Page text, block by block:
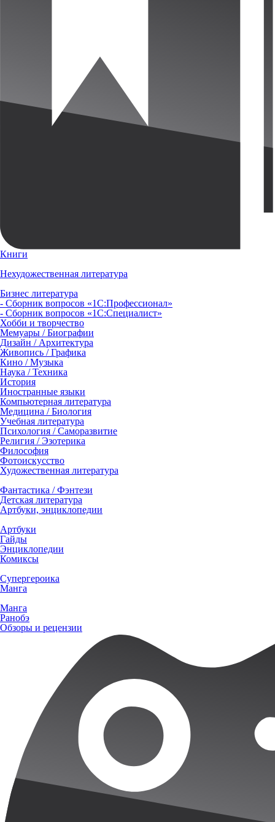
Книги
Нехудожественная литература
Бизнес литература
- Сборник вопросов «1С:Профессионал»
- Сборник вопросов «1С:Специалист»
Хобби и творчество
Мемуары / Биографии
Дизайн / Архитектура
Живопись / Графика
Кино / Музыка
Наука / Техника
История
Иностранные языки
Компьютерная литература
Медицина / Биология
Учебная литература
Психология / Саморазвитие
Религия / Эзотерика
Философия
Фотоискусство
Художественная литература
Фантастика / Фэнтези
Детская литература
Артбуки, энциклопедии
Артбуки
Гайды
Энциклопедии
Комиксы
Супергероика
Манга
Манга
Ранобэ
Обзоры и рецензии